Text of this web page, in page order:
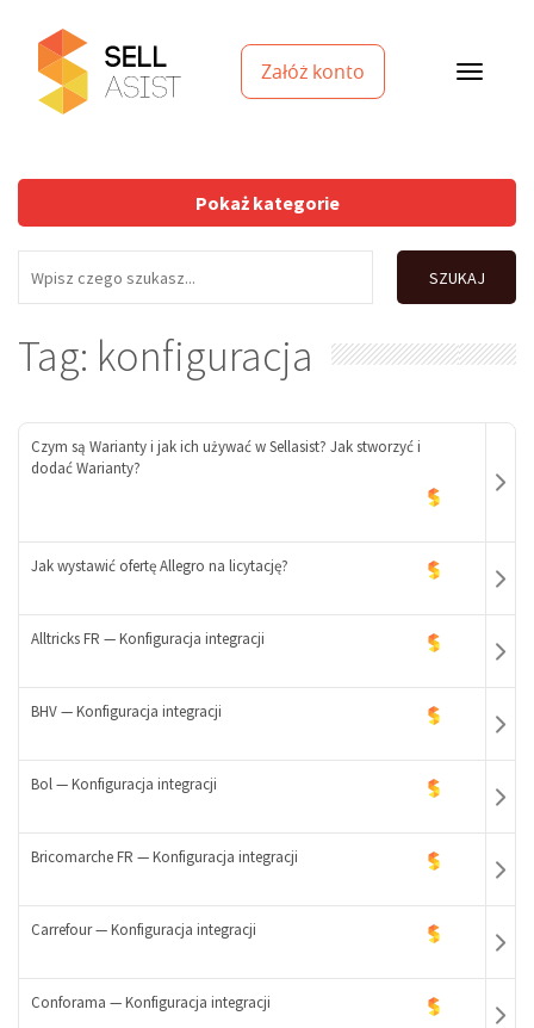
Załóż konto
Pokaż kategorie
SZUKAJ
Tag: konfiguracja
Czym są Warianty i jak ich używać w Sellasist? Jak stworzyć i
dodać Warianty?
-
Jak wystawić ofertę Allegro na licytację?
-
Alltricks FR — Konfiguracja integracji
-
BHV — Konfiguracja integracji
-
Bol — Konfiguracja integracji
-
Bricomarche FR — Konfiguracja integracji
-
Carrefour — Konfiguracja integracji
Conforama — Konfiguracja integracji